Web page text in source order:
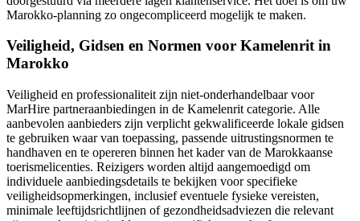
Marokko-planning zo ongecompliceerd mogelijk te maken.
Veiligheid, Gidsen en Normen voor Kamelenrit in
Marokko
Veiligheid en professionaliteit zijn niet-onderhandelbaar voor
MarHire partneraanbiedingen in de Kamelenrit categorie. Alle
aanbevolen aanbieders zijn verplicht gekwalificeerde lokale gidsen
te gebruiken waar van toepassing, passende uitrustingsnormen te
handhaven en te opereren binnen het kader van de Marokkaanse
toerismelicenties. Reizigers worden altijd aangemoedigd om
individuele aanbiedingsdetails te bekijken voor specifieke
veiligheidsopmerkingen, inclusief eventuele fysieke vereisten,
minimale leeftijdsrichtlijnen of gezondheidsadviezen die relevant